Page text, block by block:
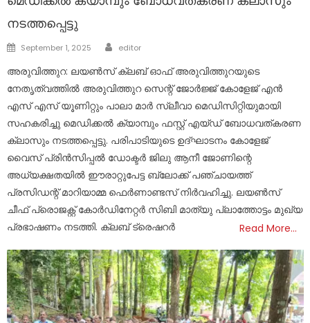
നടത്തപ്പെട്ടു
Posted
September 1, 2025 Author
editor
അരുവിത്തുറ: ലയൺസ് ക്ലബ് ഓഫ് അരുവിത്തുറയുടെ
നേതൃത്വത്തിൽ അരുവിത്തുറ സെന്റ് ജോർജ്ജ് കോളേജ് എൻ
എസ് എസ് യൂണിറ്റും പാലാ മാർ സ്ലീവാ മെഡിസിറ്റിയുമായി
സഹകരിച്ചു മെഡിക്കൽ ക്യാമ്പും ഫസ്റ്റ് എയ്ഡ് ബോധവത്കരണ
ക്ലാസും നടത്തപ്പെട്ടു. പരിപാടിയുടെ ഉദ്ഘാടനം കോളേജ്
വൈസ് പ്രിൻസിപ്പൽ ഡോക്ടർ ജിലു ആനീ ജോണിന്റെ
അധ്യക്ഷതയിൽ ഈരാറ്റുപേട്ട ബ്ലോക്ക്‌ പഞ്ചായത്ത്‌
പ്രസിഡന്റ് മാറിയാമ്മ ഫെർണാണ്ടസ് നിർവഹിച്ചു. ലയൺസ്
ചീഫ് പ്രൊജക്റ്റ്‌ കോർഡിനേറ്റർ സിബി മാത്യു പ്ലാത്തോട്ടം മുഖ്യ
പ്രഭാഷണം നടത്തി. ക്ലബ് ട്രെഷറർ
Read More…